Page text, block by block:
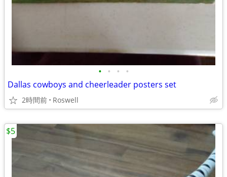
• • • •
Dallas cowboys and cheerleader posters set
2時間前 Roswell
$5